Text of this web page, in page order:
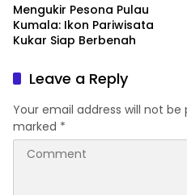
Mengukir Pesona Pulau
Kumala: Ikon Pariwisata
Kukar Siap Berbenah
Leave a Reply
Your email address will not be
marked *